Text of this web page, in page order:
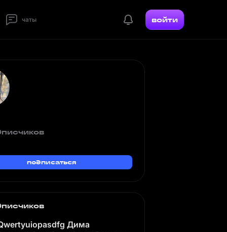
чаты войти
подписаться
Дима